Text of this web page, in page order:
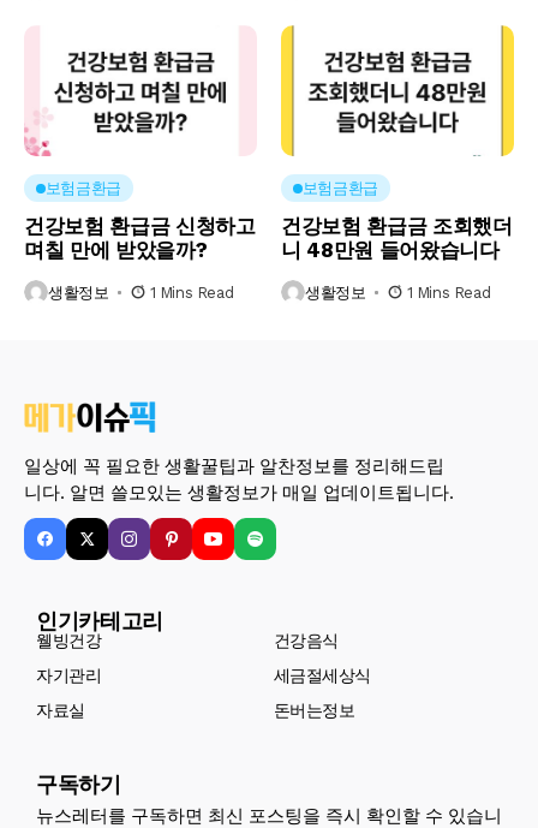
보험금환급
건강보험 환급금 신청하고
며칠 만에 받았을까?
생활정보 1 Mins Read
보험금환급
건강보험 환급금 조회했더
니 48만원 들어왔습니다
생활정보 1 Mins Read
일상에 꼭 필요한 생활꿀팁과 알찬정보를 정리해드립
니다. 알면 쓸모있는 생활정보가 매일 업데이트됩니다.
인기카테고리
웰빙건강
건강음식
자기관리
세금절세상식
자료실
돈버는정보
구독하기
뉴스레터를 구독하면 최신 포스팅을 즉시 확인할 수 있습니